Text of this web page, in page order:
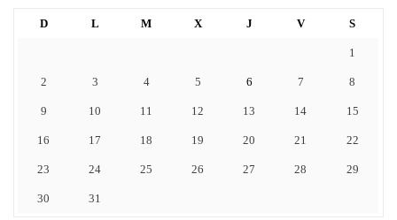
D L M X J V S
1
2 3 4 5 6 7 8
9 10 11 12 13 14 15
16 17 18 19 20 21 22
23 24 25 26 27 28 29
30 31